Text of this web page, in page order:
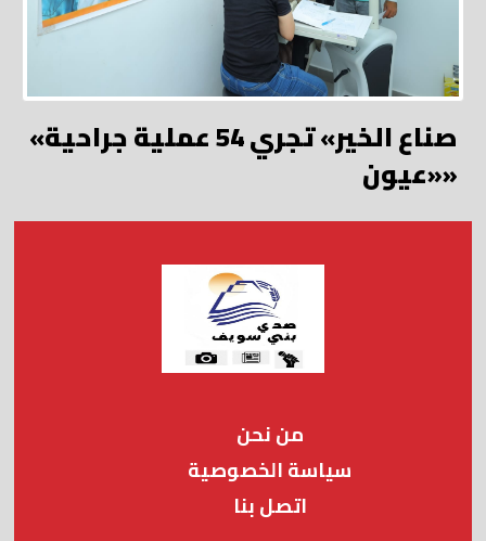
«صناع الخير» تجري 54 عملية جراحية
«عيون»
من نحن
سياسة الخصوصية
اتصل بنا